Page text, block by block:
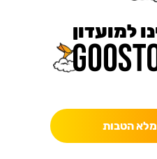
למועדון
מלא הטבות